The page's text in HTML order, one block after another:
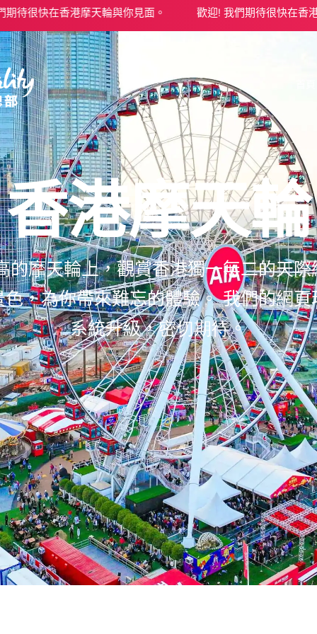
輪與你見面。 歡迎! 我們期待很快在香港摩天輪與你見面。
香港摩天輪
的摩天輪上，觀賞香港獨一無二的天際
色，為你帶來難忘的體驗。我們的網
系統升級，密切期待。